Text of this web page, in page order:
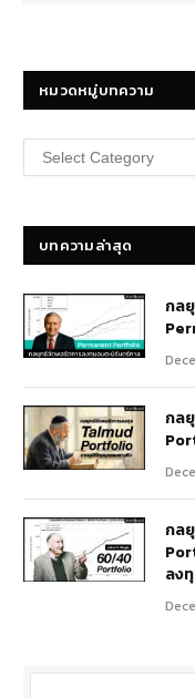
หมวดหมู่บทความ
หมวด
หมู่
บทความล่าสุด
กล
กล
กล
ลง